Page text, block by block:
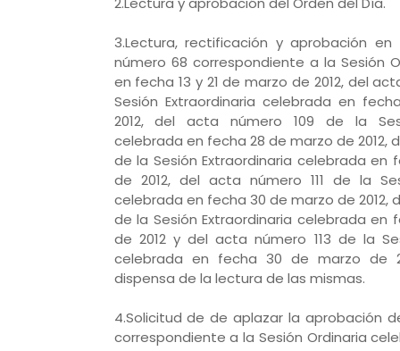
3.Lectura, rectificación y aprobación
número 68 correspondiente a la Sesión
en fecha 13 y 21 de marzo de 2012, del
Sesión Extraordinaria celebrada en
2012, del acta número 109 de la
celebrada en fecha 28 de marzo de 2012,
de la Sesión Extraordinaria celebrada en
de 2012, del acta número 111 de la
celebrada en fecha 30 de marzo de 2012,
de la Sesión Extraordinaria celebrada en
de 2012 y del acta número 113 de la
celebrada en fecha 30 de marzo de
dispensa de la lectura de las mismas.
4.Solicitud de de aplazar la aprobación
correspondiente a la Sesión Ordinaria